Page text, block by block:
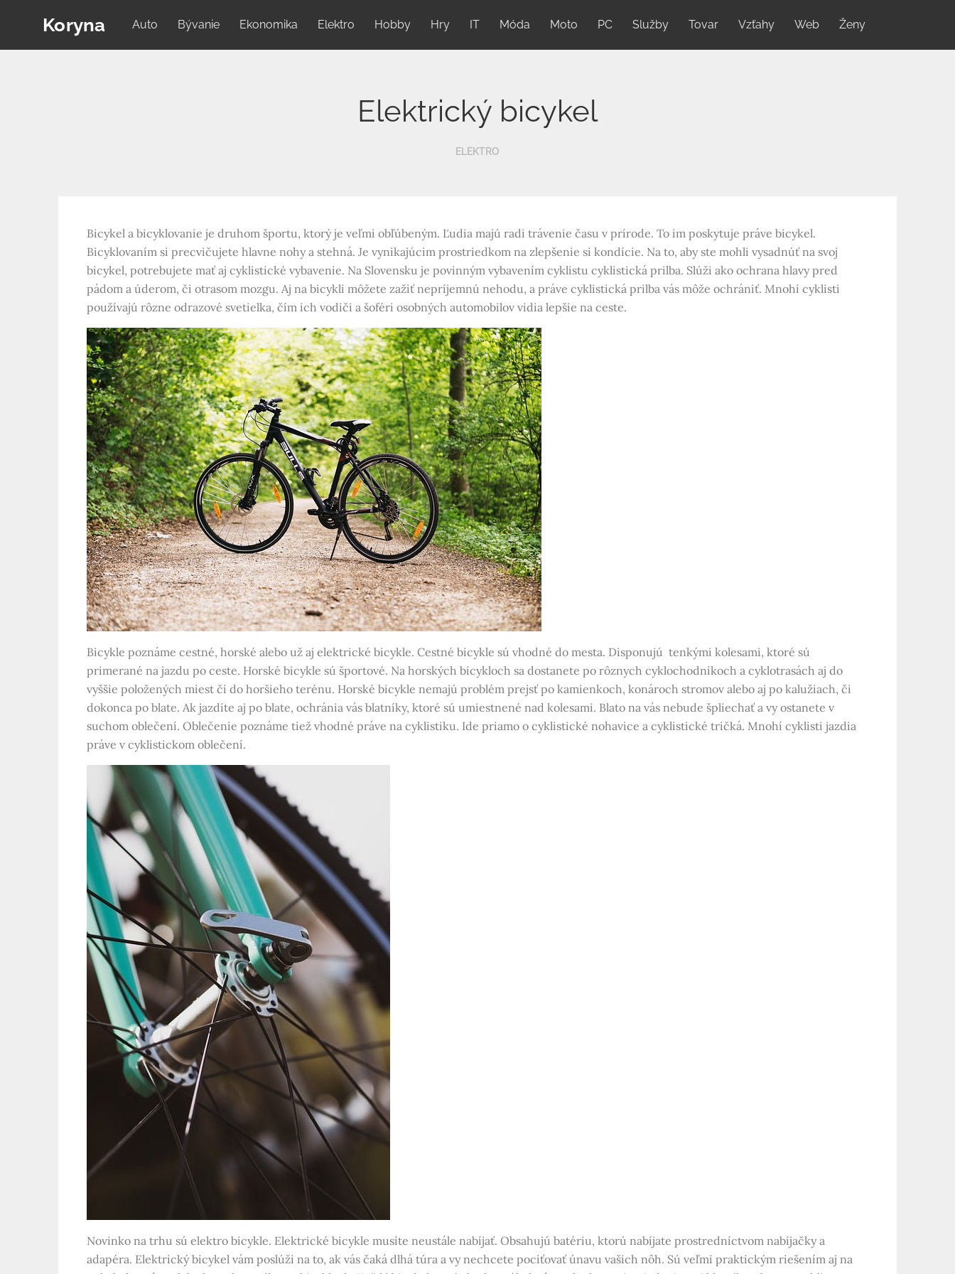
Koryna Auto Bývanie Ekonomika Elektro Hobby Hry IT Móda Moto PC Služby Tovar Vzťahy Web Ženy
Elektrický bicykel
ELEKTRO
Bicykel a bicyklovanie je druhom športu, ktorý je veľmi obľúbeným. Ľudia majú radi trávenie času v prírode. To im poskytuje práve bicykel.
Bicyklovaním si precvičujete hlavne nohy a stehná. Je vynikajúcim prostriedkom na zlepšenie si kondície. Na to, aby ste mohli vysadnúť na svoj
bicykel, potrebujete mať aj cyklistické vybavenie. Na Slovensku je povinným vybavením cyklistu cyklistická prilba. Slúži ako ochrana hlavy pred
pádom a úderom, či otrasom mozgu. Aj na bicykli môžete zažiť nepríjemnú nehodu, a práve cyklistická prilba vás môže ochrániť. Mnohí cyklisti
používajú rôzne odrazové svetielka, čím ich vodiči a šoféri osobných automobilov vidia lepšie na ceste.
Bicykle poznáme cestné, horské alebo už aj elektrické bicykle. Cestné bicykle sú vhodné do mesta. Disponujú tenkými kolesami, ktoré sú
primerané na jazdu po ceste. Horské bicykle sú športové. Na horských bicykloch sa dostanete po rôznych cyklochodníkoch a cyklotrasách aj do
vyššie položených miest či do horšieho terénu. Horské bicykle nemajú problém prejsť po kamienkoch, konároch stromov alebo aj po kalužiach, či
dokonca po blate. Ak jazdíte aj po blate, ochránia vás blatníky, ktoré sú umiestnené nad kolesami. Blato na vás nebude špliechať a vy ostanete v
suchom oblečení. Oblečenie poznáme tiež vhodné práve na cyklistiku. Ide priamo o cyklistické nohavice a cyklistické tričká. Mnohí cyklisti jazdia
práve v cyklistickom oblečení.
Novinko na trhu sú elektro bicykle. Elektrické bicykle musíte neustále nabíjať. Obsahujú batériu, ktorú nabíjate prostredníctvom nabíjačky a
adapéra. Elektrický bicykel vám poslúži na to, ak vás čaká dlhá túra a vy nechcete pociťovať únavu vašich nôh. Sú veľmi praktickým riešením aj na